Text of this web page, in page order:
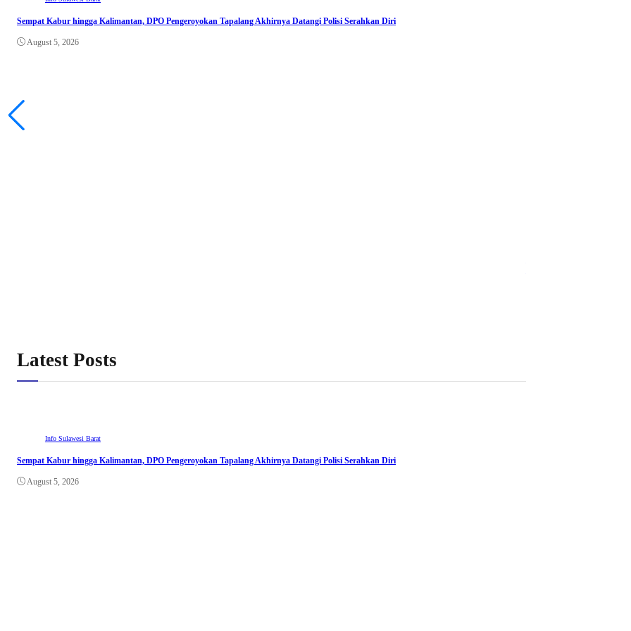
Sempat Kabur hingga Kalimantan, DPO Pengeroyokan Tapalang Akhirnya Datangi Polisi Serahkan Diri
August 5, 2026
Latest Posts
Info Sulawesi Barat
Sempat Kabur hingga Kalimantan, DPO Pengeroyokan Tapalang Akhirnya Datangi Polisi Serahkan Diri
August 5, 2026